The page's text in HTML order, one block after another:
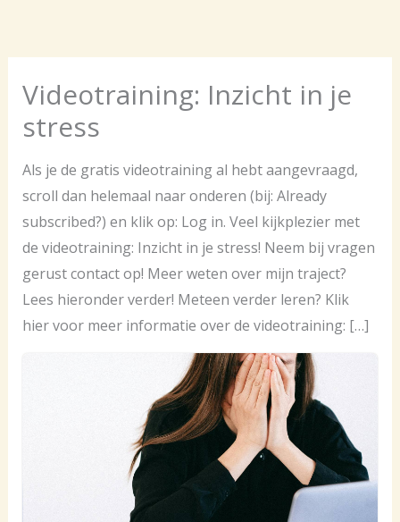
de
inhoudVideotraining: Inzicht in je
stress
Als je de gratis videotraining al hebt aangevraagd,
scroll dan helemaal naar onderen (bij: Already
subscribed?) en klik op: Log in. Veel kijkplezier met
de videotraining: Inzicht in je stress! Neem bij vragen
gerust contact op! Meer weten over mijn traject?
Lees hieronder verder! Meteen verder leren? Klik
hier voor meer informatie over de videotraining: […]